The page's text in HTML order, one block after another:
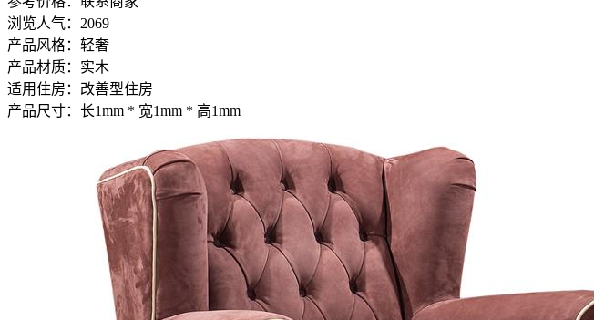
浏览人气： 2069
产品风格： 轻奢
产品材质： 实木
适用住房： 改善型住房
产品尺寸： 长1mm * 宽1mm * 高1mm